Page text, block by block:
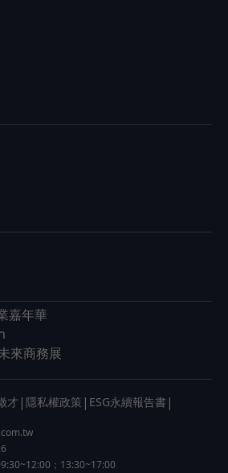
嘉年華
來商務展
才 | 隱私權政策 | ESG永續報告書 |
；13:30~17:00